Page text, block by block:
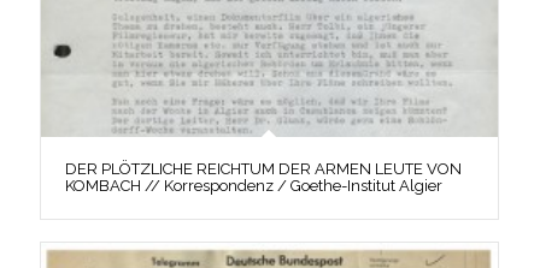
DER PLÖTZLICHE REICHTUM DER ARMEN LEUTE VON
KOMBACH // Korrespondenz / Goethe-Institut Algier